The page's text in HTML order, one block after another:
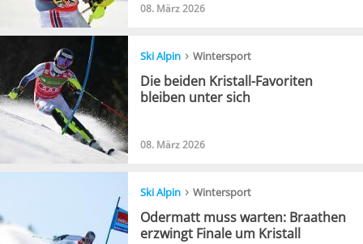
08. März 2026
Ski Alpin › Wintersport
Die beiden Kristall-Favoriten
bleiben unter sich
08. März 2026
Ski Alpin › Wintersport
Odermatt muss warten: Braathen
erzwingt Finale um Kristall